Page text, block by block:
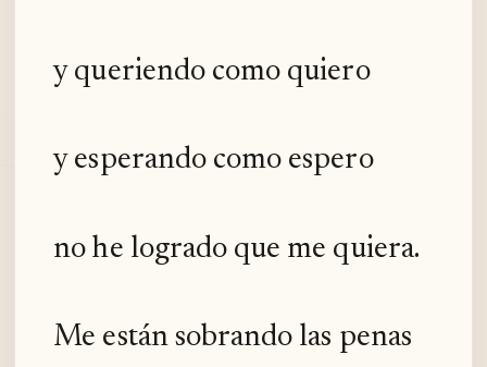
y queriendo como quiero
y esperando como espero
no he logrado que me quiera.
Me están sobrando las penas